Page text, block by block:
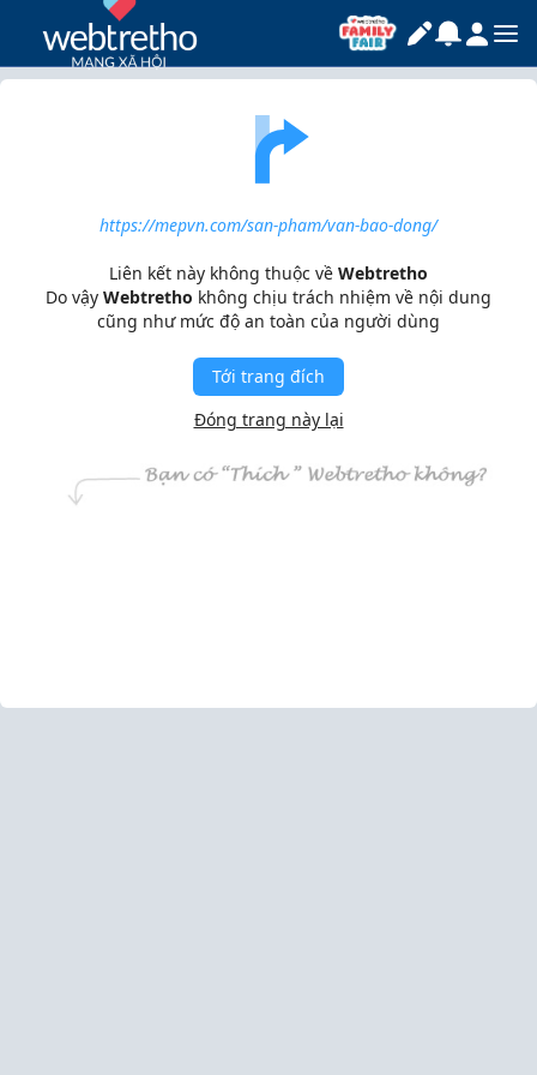
https://mepvn.com/san-pham/van-bao-dong/
Liên kết này không thuộc về Webtretho
Do vậy Webtretho không chịu trách nhiệm về nội dung
cũng như mức độ an toàn của người dùng
Tới trang đích
Đóng trang này lại